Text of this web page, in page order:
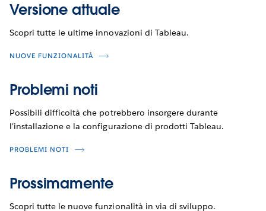
Versione attuale
Scopri tutte le ultime innovazioni di Tableau.
NUOVE FUNZIONALITÀ
Problemi noti
Possibili difficoltà che potrebbero insorgere durante
l'installazione e la configurazione di prodotti Tableau.
PROBLEMI NOTI
Prossimamente
Scopri tutte le nuove funzionalità in via di sviluppo.